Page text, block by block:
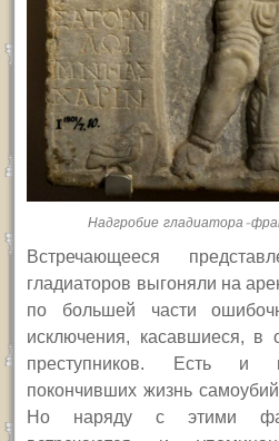
Надгробие гладиатора-
Встречающееся
гладиаторов выгоняли на
по большей части
исключения, касавшиеся, в
преступников. Есть и
покончивших жизнь
Но наряду с этими